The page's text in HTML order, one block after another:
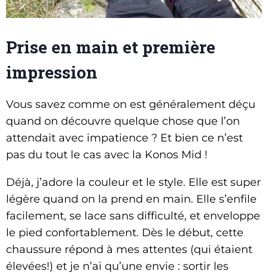
Prise en main et première
impression
Vous savez comme on est généralement déçu
quand on découvre quelque chose que l’on
attendait avec impatience ? Et bien ce n’est
pas du tout le cas avec la Konos Mid !
Déjà, j’adore la couleur et le style. Elle est super
légère quand on la prend en main. Elle s’enfile
facilement, se lace sans difficulté, et enveloppe
le pied confortablement. Dès le début, cette
chaussure répond à mes attentes (qui étaient
élevées!) et je n’ai qu’une envie : sortir les